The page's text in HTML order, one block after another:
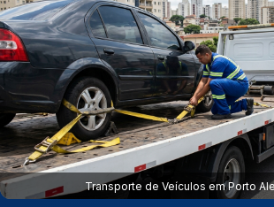
Transporte de Veículos em Porto